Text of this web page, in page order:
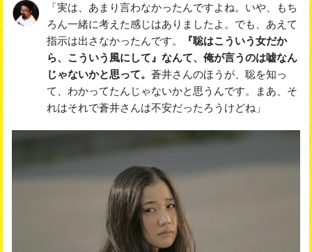
「実は、あまり言わなかったんですよね。いや、もち
ろん一緒に考えた感じはありましたよ。でも、あえて
指示は出さなかったんです。
『聡はこういう女だか
ら、こういう風にして』なんて、俺が言うのは嘘なん
じゃないかと思って。 蒼井さんのほうが、聡を知っ
て、わかってたんじゃないかと思うんです。まあ、そ
れはそれで蒼井さんは不安だったろうけどね」